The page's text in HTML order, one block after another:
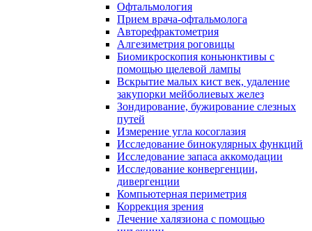
Офтальмология
Прием врача-офтальмолога
Авторефрактометрия
Алгезиметрия роговицы
Биомикроскопия коньюнктивы с
помощью щелевой лампы
Вскрытие малых кист век, удаление
закупорки мейболиевых желез
Зондирование, бужирование слезных
путей
Измерение угла косоглазия
Исследование бинокулярных функций
Исследование запаса аккомодации
Исследование конвергенции,
дивергенции
Компьютерная периметрия
Коррекция зрения
Лечение халязиона с помощью